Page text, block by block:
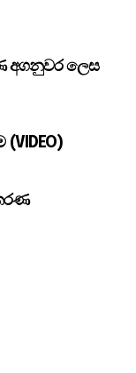
අගනුවර ලෙස